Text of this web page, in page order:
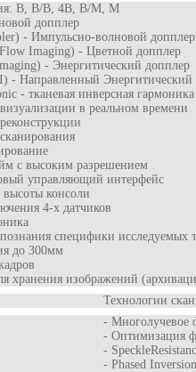
B, B/B, 4B, B/M, M
допплер
- Импульсно-волновой допплер
Imaging) - Цветной допплер
- Энергитический допплер
- Направленный Энергитический
- тканевая инверсная гармоника
в реальном времени
с высоким разрешением
управляющий интерфейс
высоты консоли
4-х датчиков
специфики исследуемых
до 300мм
хранения изображений
Технологии
- Многолучевое
- Оптимизация
-
- Phased